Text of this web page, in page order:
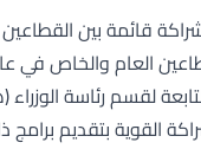
لقسم رئاسة الوزراء
بتقديم برامج ذات